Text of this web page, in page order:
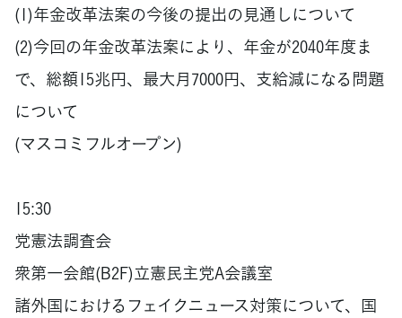
(1)年金改革法案の今後の提出の見通しについて
(2)今回の年金改革法案により、年金が2040年度ま
で、総額15兆円、最大月7000円、支給減になる問題
について
(マスコミフルオープン)
15:30
党憲法調査会
衆第一会館(B2F)立憲民主党A会議室
諸外国におけるフェイクニュース対策について、国